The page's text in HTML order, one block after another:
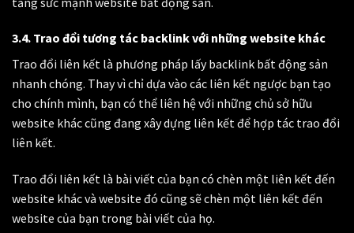
3.4. Trao đổi tương tác backlink với những website khác
Trao đổi liên kết là phương pháp lấy backlink bất động sản
nhanh chóng. Thay vì chỉ dựa vào các liên kết ngược bạn tạo
cho chính mình, bạn có thể liên hệ với những chủ sở hữu
website khác cũng đang xây dựng liên kết để hợp tác trao đổi
liên kết.
Trao đổi liên kết là bài viết của bạn có chèn một liên kết đến
website khác và website đó cũng sẽ chèn một liên kết đến
website của bạn trong bài viết của họ.